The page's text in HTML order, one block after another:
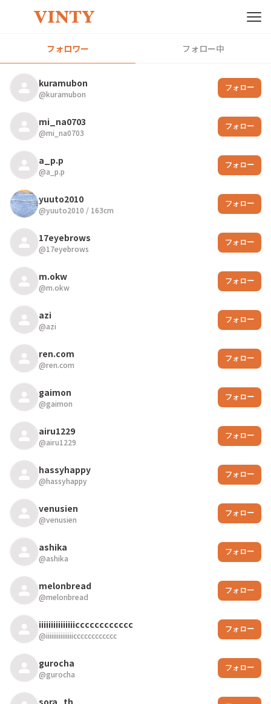
フォロワー フォロー中
kuramubon
@kuramubon
フォロー
mi_na0703
@mi_na0703
フォロー
a_p.p
@a_p.p
フォロー
yuuto2010
@yuuto2010 / 163cm
フォロー
17eyebrows
@17eyebrows
フォロー
m.okw
@m.okw
フォロー
azi
@azi
フォロー
ren.com
@ren.com
フォロー
gaimon
@gaimon
フォロー
airu1229
@airu1229
フォロー
hassyhappy
@hassyhappy
フォロー
venusien
@venusien
フォロー
ashika
@ashika
フォロー
melonbread
@melonbread
フォロー
iiiiiiiiiiiiiiicccccccccccc
@iiiiiiiiiiiiiiicccccccccccc
フォロー
gurocha
@gurocha
フォロー
sora_th